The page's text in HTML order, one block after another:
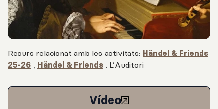
Recurs relacionat amb les activitats: Händel & Friends
25-26 , Händel & Friends . L’Auditori
Vídeo